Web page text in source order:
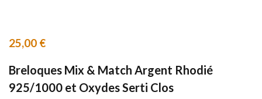
25,00 €
Breloques Mix & Match Argent Rhodié
925/1000 et Oxydes Serti Clos